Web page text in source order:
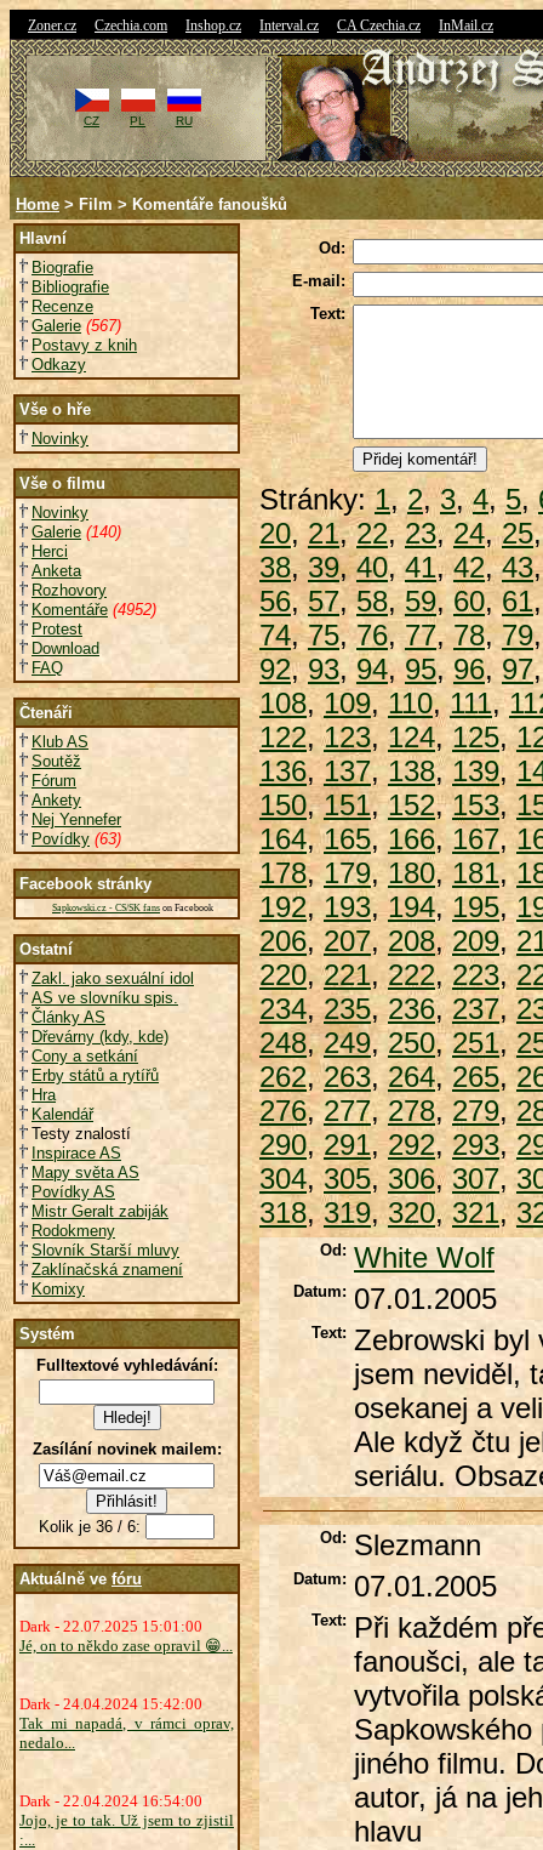
Zoner.cz Czechia.com Inshop.cz Interval.cz CA Czechia.cz InMail.cz
CZ PL RU
Home > Film > Komentáře fanoušků
Hlavní
Biografie
Bibliografie
Recenze
Galerie (567)
Postavy z knih
Odkazy
Vše o hře
Novinky
Vše o filmu
Novinky
Galerie (140)
Herci
Anketa
Rozhovory
Komentáře (4952)
Protest
Download
FAQ
Čtenáři
Klub AS
Soutěž
Fórum
Ankety
Nej Yennefer
Povídky (63)
Facebook stránky
Sapkowski.cz - CS/SK fans on Facebook
Ostatní
Zakl. jako sexuální idol
AS ve slovníku spis.
Články AS
Dřevárny (kdy, kde)
Cony a setkání
Erby států a rytířů
Hra
Kalendář
Testy znalostí
Inspirace AS
Mapy světa AS
Povídky AS
Mistr Geralt zabiják
Rodokmeny
Slovník Starší mluvy
Zaklínačská znamení
Komixy
Systém
Fulltextové vyhledávání:
Zasílání novinek mailem:
Kolik je 36 / 6:
Aktuálně ve fóru
Dark - 22.07.2025 15:01:00
Jé, on to někdo zase opravil 😁...
Dark - 24.04.2024 15:42:00
Tak mi napadá, v rámci oprav,
nedalo...
Dark - 22.04.2024 16:54:00
Jojo, je to tak. Už jsem to zjistil
:...
Od:
E-mail:
Text:
Stránky: 1,2,3,4,5,
20, 21,22,23,24,25
38, 39,40,41,42,43
56,57,58, 59, 60, 61
74,75,76,77,78,79
92,93,94,95, 96, 97
108,109, 110,111,
122,123, 124,125,
136,137,138, 139,
150,151,152,153,
164,165, 166,167,
178,179,180, 181,
192,193,194,195,
206, 207, 208,209,
220,221, 222,223,
234,235,236,237,
248,249,250,251,
262,263,264,265,
276,277, 278, 279,
290,291, 292, 293,
304,305, 306,307,
318,319, 320,321,
Od: White Wolf
Datum: 07.01.2005
Text: Zebrowski byl
jsem neviděl,
osekanej a
Ale když čtu
seriálu.
Od: Slezmann
Datum: 07.01.2005
Text: Při každém
fanoušci, ale
vytvořila
jiného filmu.
autor, já na
hlavu